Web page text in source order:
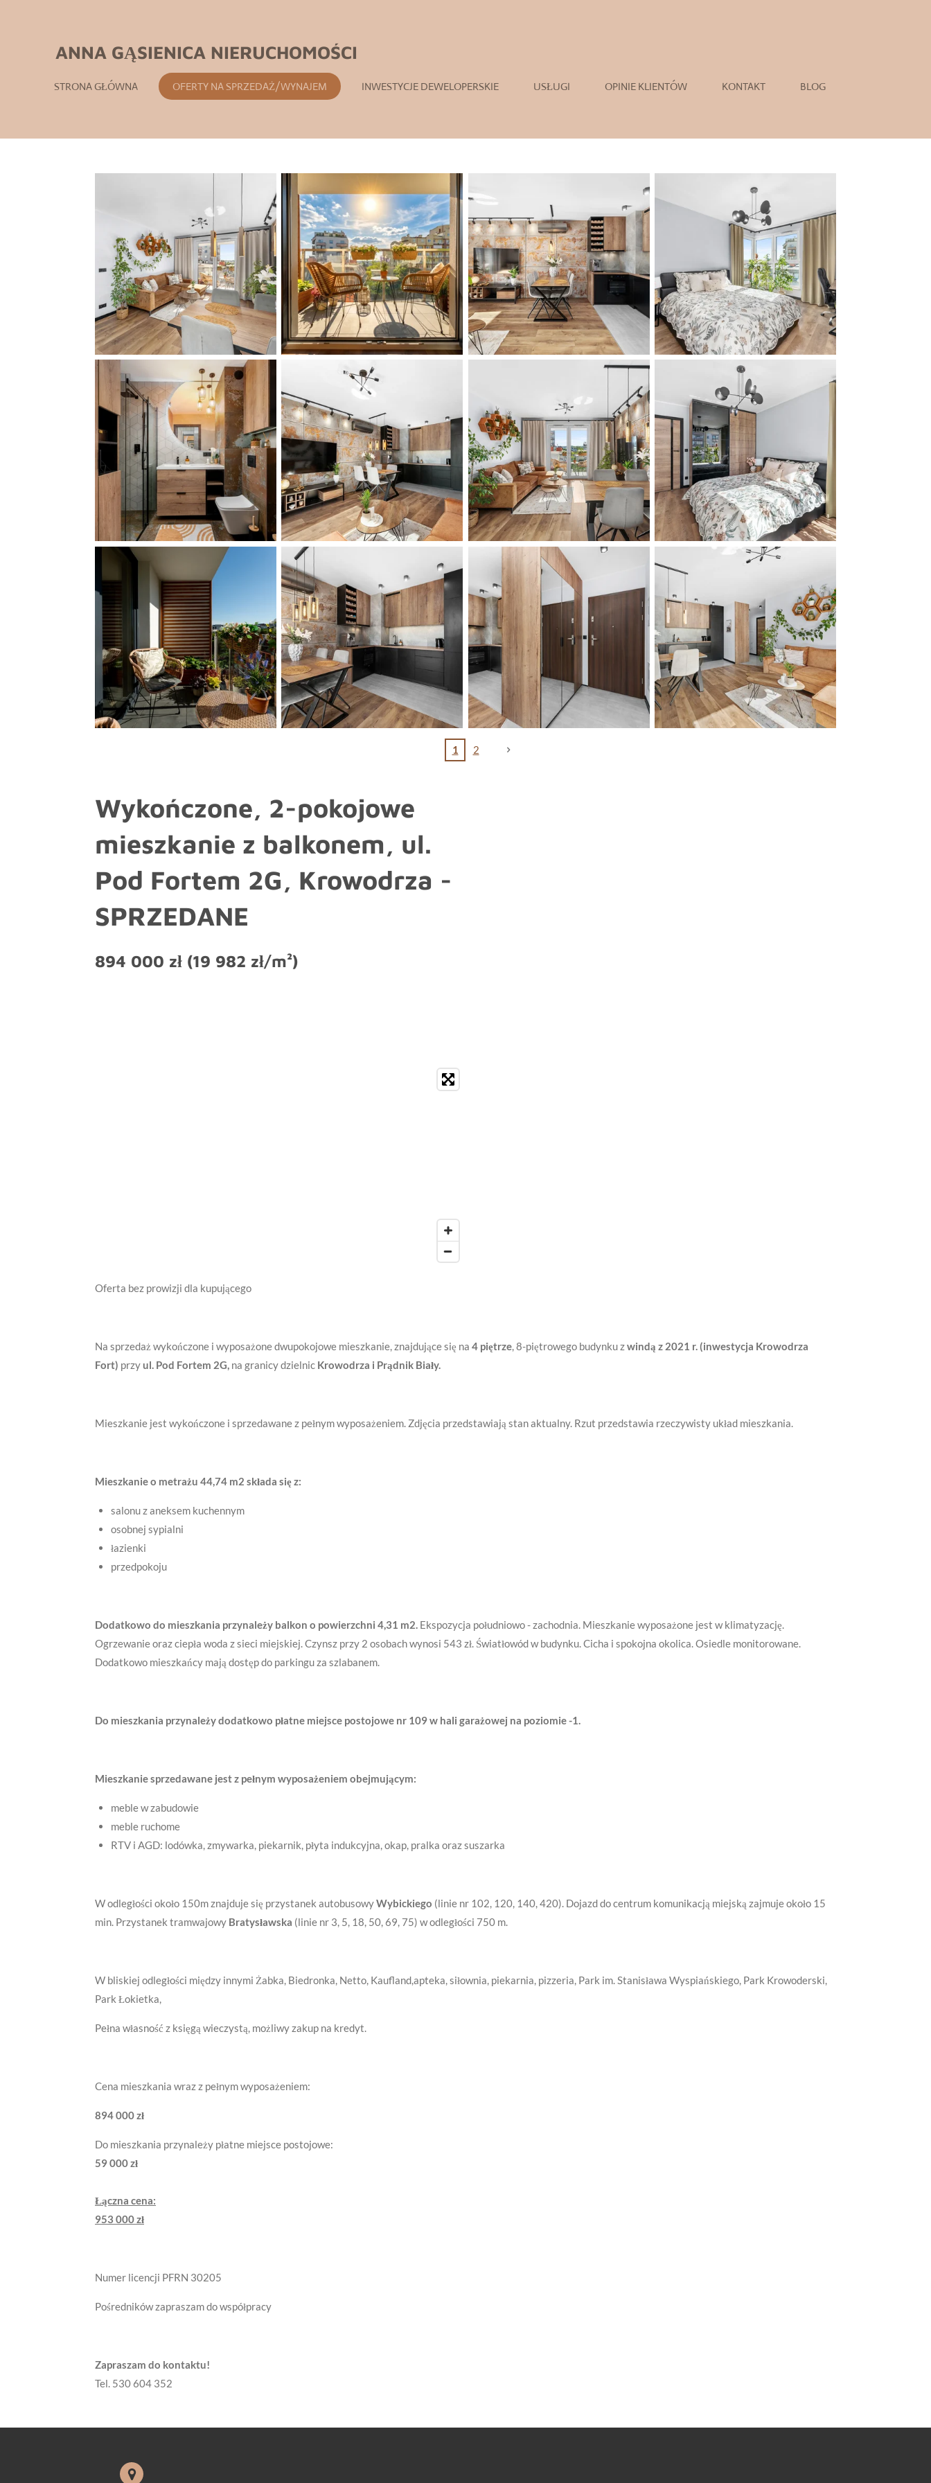
ANNA GĄSIENICA NIERUCHOMOŚCI
STRONA GŁÓWNA OFERTY NA SPRZEDAŻ/WYNAJEM INWESTYCJE DEWELOPERSKIE USŁUGI OPINIE KLIENTÓW KONTAKT BLOG
1 2
Wykończone, 2-pokojowe
mieszkanie z balkonem, ul.
Pod Fortem 2G, Krowodrza -
SPRZEDANE
894 000 zł (19 982 zł/m²)
Oferta bez prowizji dla kupującego
Na sprzedaż wykończone i wyposażone dwupokojowe mieszkanie, znajdujące się na 4 piętrze, 8-piętrowego budynku zwindą z 2021 r. (inwestycja Krowodrza
Fort) przyul. Pod Fortem 2G, na granicy dzielnic Krowodrza i Prądnik Biały.
Mieszkanie jest wykończone i sprzedawane z pełnym wyposażeniem. Zdjęcia przedstawiają stan aktualny. Rzut przedstawia rzeczywisty układ mieszkania.
Mieszkanie o metrażu 44,74 m2 składa się z:
salonu z aneksem kuchennym
osobnej sypialni
łazienki
przedpokoju
Dodatkowo do mieszkania przynależy balkon o powierzchni 4,31 m2. Ekspozycja południowo - zachodnia. Mieszkanie wyposażone jest w klimatyzację.
Ogrzewanie oraz ciepła woda z sieci miejskiej. Czynsz przy 2 osobach wynosi 543 zł. Światłowód w budynku. Cicha i spokojna okolica. Osiedle monitorowane.
Dodatkowo mieszkańcy mają dostęp do parkingu za szlabanem.
Do mieszkania przynależy dodatkowo płatne miejsce postojowe nr 109 w hali garażowej na poziomie -1.
Mieszkanie sprzedawane jest z pełnym wyposażeniem obejmującym:
meble w zabudowie
meble ruchome
RTV i AGD: lodówka, zmywarka, piekarnik, płyta indukcyjna, okap, pralka oraz suszarka
W odległości około 150m znajduje się przystanek autobusowyWybickiego (linie nr 102, 120, 140, 420). Dojazd do centrum komunikacją miejską zajmuje około 15
min. Przystanek tramwajowy Bratysławska (linie nr 3, 5, 18, 50, 69, 75) w odległości 750 m.
W bliskiej odległości między innymi Żabka, Biedronka, Netto, Kaufland,apteka, siłownia, piekarnia, pizzeria, Park im. Stanisława Wyspiańskiego, Park Krowoderski,
Park Łokietka,
Pełna własność z księgą wieczystą, możliwy zakup na kredyt.
Cena mieszkania wraz z pełnym wyposażeniem:
894000 zł
Do mieszkania przynależy płatne miejsce postojowe:
59 000 zł
Łączna cena:
953 000 zł
Numer licencji PFRN 30205
Pośredników zapraszam do współpracy
Zapraszam do kontaktu!
Tel. 530 604 352